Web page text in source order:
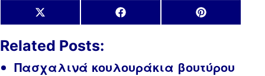
Share
on
X
(Twitter)
Share
on
Facebook
Share
on
Pinterest
Related Posts:
Πασχαλινά κουλουράκια βουτύρου